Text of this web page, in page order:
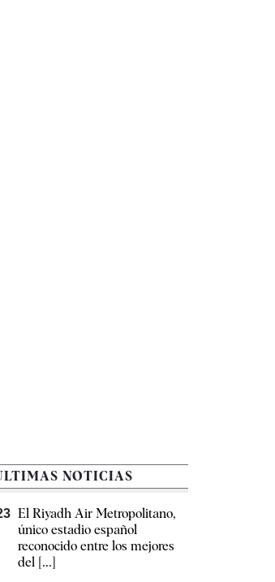
NOTICIAS
El Riyadh Air Metropolitano,
único estadio español
reconocido entre los mejores
del [...]